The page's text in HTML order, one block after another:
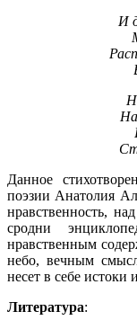
И
Данное
поэзии Анатолия
нравственность,
сродни
нравственным
небо, вечным
несет в себе истоки
Литература: